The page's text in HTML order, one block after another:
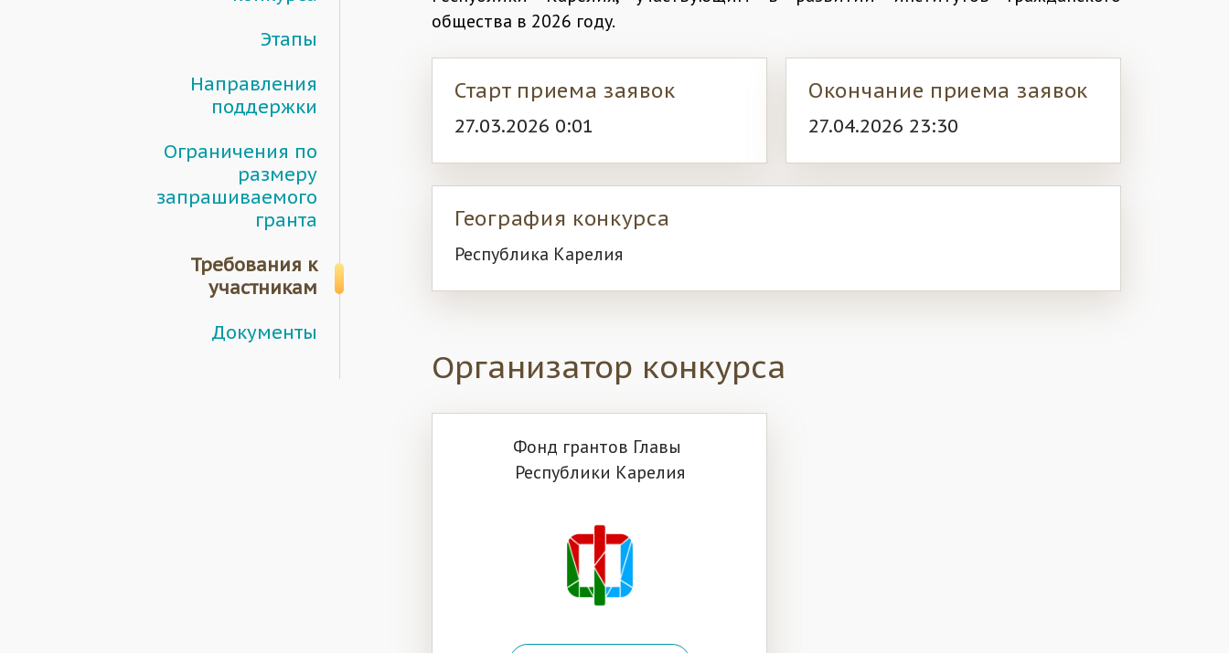
Этапы
Направления
поддержки
Ограничения по
размеру
запрашиваемого
гранта
Требования к
участникам
Документы
общества в 2026 году.
Старт приема заявок
27.03.2026 0:01
Окончание приема заявок
27.04.2026 23:30
География конкурса
Республика Карелия
Организатор конкурса
Фонд грантов Главы
Республики Карелия